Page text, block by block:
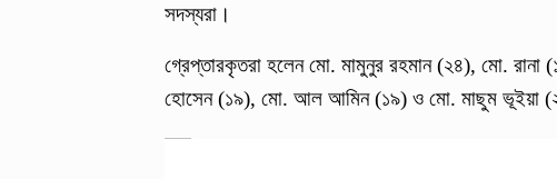
সদস্যরা।
গ্রেপ্তারকৃতরা হলেন মো. মামুনুর রহমান (২৪), মো.
হোসেন (১৯), মো. আল আমিন (১৯) ও মো. মাছুম ভূইয়া